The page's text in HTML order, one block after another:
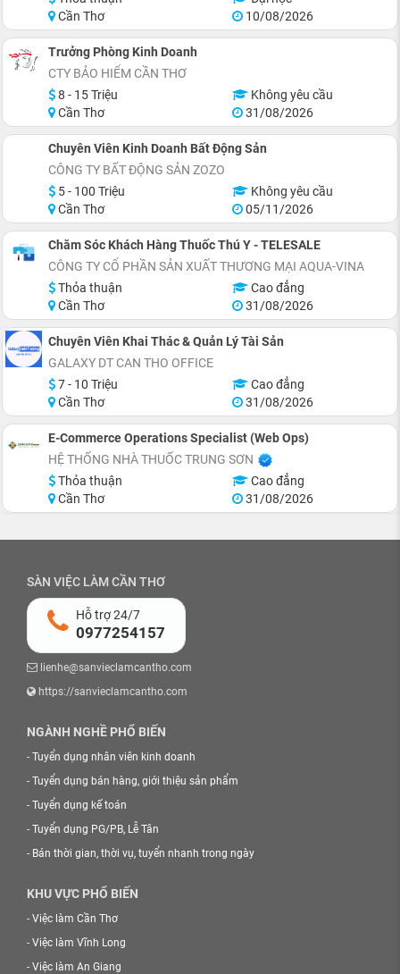
Cần Thơ
10/08/2026
Trưởng Phòng Kinh Doanh
CTY BẢO HIỂM CẦN THƠ
8 - 15 Triệu
Không yêu cầu
Cần Thơ
31/08/2026
Chuyên Viên Kinh Doanh Bất Động Sản
CÔNG TY BẤT ĐỘNG SẢN ZOZO
5 - 100 Triệu
Không yêu cầu
Cần Thơ
05/11/2026
Chăm Sóc Khách Hàng Thuốc Thú Y - TELESALE
CÔNG TY CỔ PHẦN SẢN XUẤT THƯƠNG MẠI AQUA-VINA
Thỏa thuận
Cao đẳng
Cần Thơ
31/08/2026
Chuyên Viên Khai Thác & Quản Lý Tài Sản
GALAXY DT CAN THO OFFICE
7 - 10 Triệu
Cao đẳng
Cần Thơ
31/08/2026
E-Commerce Operations Specialist (Web Ops)
HỆ THỐNG NHÀ THUỐC TRUNG SƠN
Thỏa thuận
Cao đẳng
Cần Thơ
31/08/2026
SÀN VIỆC LÀM CẦN THƠ
Hỗ trợ 24/7
0977254157
lienhe@sanvieclamcantho.com
https://sanvieclamcantho.com
NGÀNH NGHỀ PHỔ BIẾN
- Tuyển dụng nhân viên kinh doanh
- Tuyển dụng bán hàng, giới thiệu sản phẩm
- Tuyển dụng kế toán
- Tuyển dụng PG/PB, Lễ Tân
- Bán thời gian, thời vụ, tuyển nhanh trong ngày
KHU VỰC PHỔ BIẾN
- Việc làm Cần Thơ
- Việc làm Vĩnh Long
- Việc làm An Giang